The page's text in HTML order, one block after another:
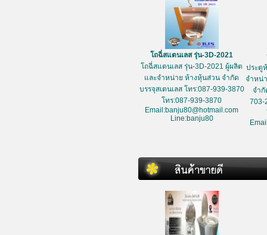
โถฉี่สแตนเลส รุ่น-3D-2021
โถฉี่สแตนเลส รุ่น-3D-2021 ผู้ผลิต
และจำหน่าย ห้างหุ้นส่วน จำกัด
บรรจุสเตนเลส โทร:087-939-3870
โทร:087-939-3870
Email:banju80@hotmail.com
Line:banju80
ประตู
จำหน่
จำกั
703-